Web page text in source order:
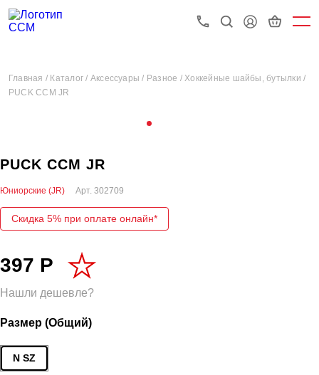
Главная / Каталог / Аксессуары / Разное /Хоккейные шайбы, бутылки /
PUCK CCM JR
PUCK CCM JR
Юниорские (JR) Арт. 302709
Скидка 5% при оплате онлайн*
397 Р
Нашли дешевле?
Размер (Общий)
N SZ